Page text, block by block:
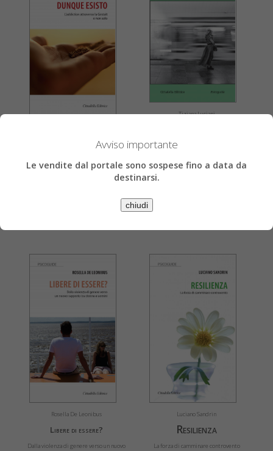
Dipendo dunque esisto
Tiziana Luciani
Rosella De Leonibus
Libere di essere?
Dalla violenza di genere verso un nuovo
Luciano Sandrin
Resilienza
La forza di camminare controvento
Avviso importante
Le vendite dal portale sono sospese fino a data da
destinarsi.
chiudi